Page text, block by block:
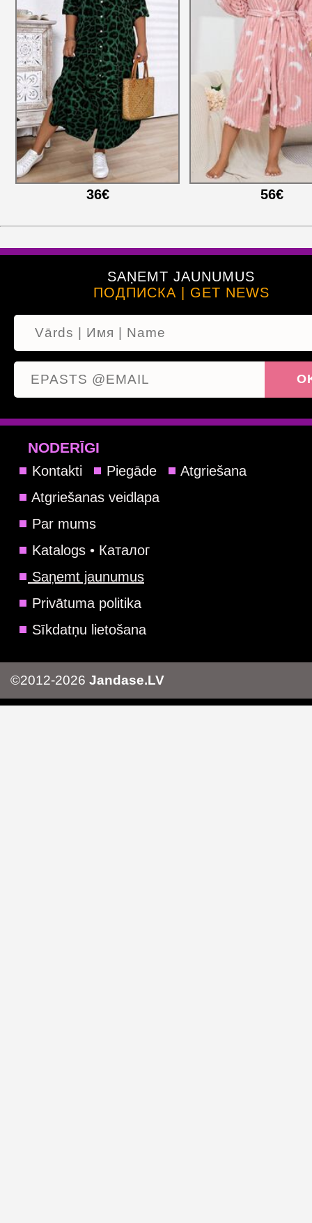
36€ 56€
SAŅEMT JAUNUMUS
ПОДПИСКА | GET NEWS
NODERĪGI
Kontakti Piegāde
Atgriešana
Atgriešanas veidlapa
Par mums
Katalogs • Каталог
Saņemt jaunumus
Privātuma politika
Sīkdatņu lietošana
©2012-2026 Jandase.LV